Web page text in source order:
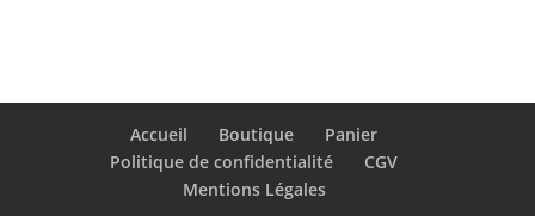
Accueil Boutique
Panier
Politique de confidentialité
CGV
Mentions Légales